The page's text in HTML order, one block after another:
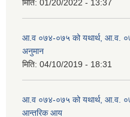
मिति: 01/20/2022 - 13:37
आ.व ०७४-०७५ को यथार्थ, आ.व.
अनुमान
मिति: 04/10/2019 - 18:31
आ.व ०७४-०७५ को यथार्थ, आ.व.
आन्तरिक आय